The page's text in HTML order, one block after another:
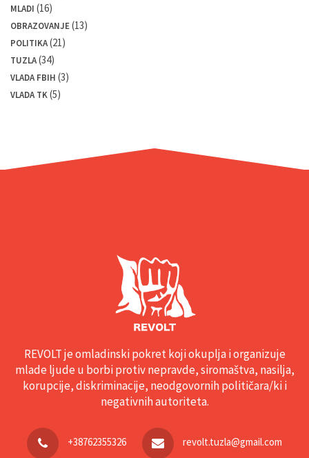
MLADI (16)
OBRAZOVANJE(13)
POLITIKA(21)
TUZLA(34)
VLADA FBIH (3)
VLADA TK(5)
REVOLT je omladinski pokret koji okuplja i organizuje
mlade ljude u borbi protiv nepravde, siromaštva, nasilja,
korupcije, diskriminacije, neodgovornih političara/ki i
negativnih autoriteta.
+38762355326 revolt.tuzla@gmail.com